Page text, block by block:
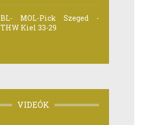
BL- MOL-Pick Szeged -
THW Kiel 33-29
VIDEÓK